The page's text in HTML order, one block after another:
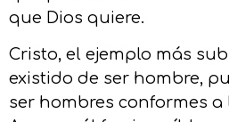
que Dios quiere.
Cristo, el ejemplo más
existido de ser hombre,
ser hombres conformes a